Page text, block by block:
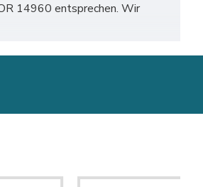
14960 entsprechen. Wir
Düsseldorf, Dortmund,